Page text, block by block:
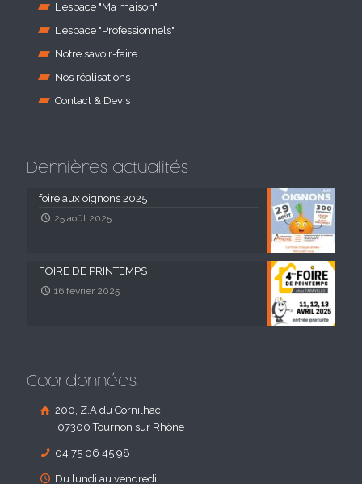
L'espace "Ma maison"
L'espace "Professionnels"
Notre savoir-faire
Nos réalisations
Contact & Devis
Dernières actualités
foire aux oignons 2025
25 août 2025
FOIRE DE PRINTEMPS
16 février 2025
Coordonnées
200, Z.A du Cornilhac
07300 Tournon sur Rhône
04 75 06 45 98
Du lundi au vendredi